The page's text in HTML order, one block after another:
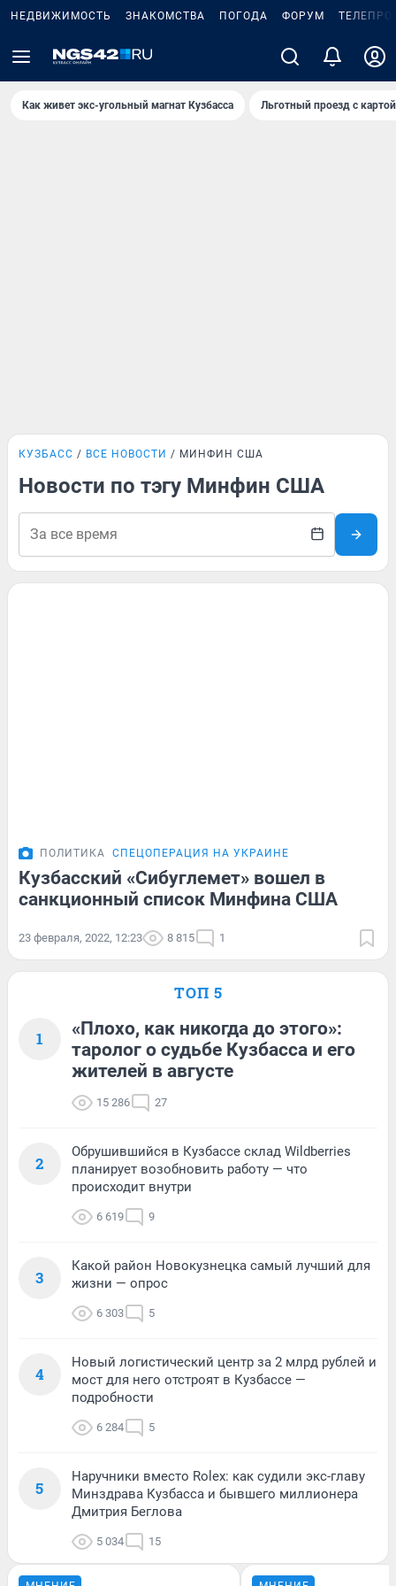
НЕДВИЖИМОСТЬ ЗНАКОМСТВА ПОГОДА ФОРУМ
Как живет экс-угольный магнат Кузбасса Льготный проезд с
КУЗБАСС ВСЕ НОВОСТИ МИНФИН США
Новости по тэгу Минфин США
ПОЛИТИКА СПЕЦОПЕРАЦИЯ НА УКРАИНЕ
Кузбасский «Сибуглемет» вошел в
санкционный список Минфина США
23 февраля, 2022, 12:23 8 815 1
ТОП 5
1
«Плохо, как никогда до этого»:
таролог о судьбе Кузбасса и его
жителей в августе
15 286 27
2
Обрушившийся в Кузбассе склад Wildberries
планирует возобновить работу — что
происходит внутри
6 619 9
3
Какой район Новокузнецка самый лучший для
жизни — опрос
6 303 5
4
Новый логистический центр за 2 млрд рублей и
мост для него отстроят в Кузбассе —
подробности
6 284 5
5
Наручники вместо Rolex: как судили экс-главу
Минздрава Кузбасса и бывшего миллионера
Дмитрия Беглова
5 034 15